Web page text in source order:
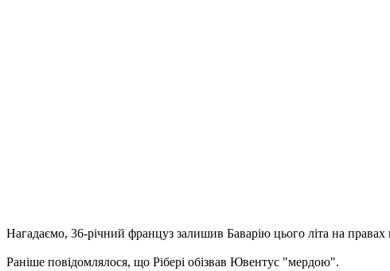
Нагадаємо, 36-річний француз залишив Баварію цього літа на правах
Раніше повідомлялося, що Рібері обізвав Ювентус "мердою".